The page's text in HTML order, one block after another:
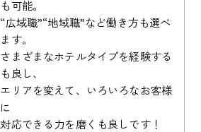
も可能。
“広域職”“地域職”など働き方も選べ
ます。
さまざまなホテルタイプを経験する
も良し、
エリアを変えて、いろいろなお客様
に
対応できる力を磨くも良しです！